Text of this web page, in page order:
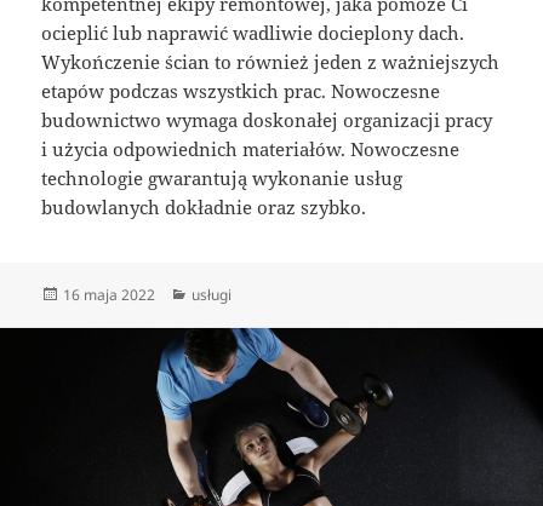
ocieplić lub naprawić wadliwie docieplony dach.
Wykończenie ścian to również jeden z ważniejszych
etapów podczas wszystkich prac. Nowoczesne
budownictwo wymaga doskonałej organizacji pracy
i użycia odpowiednich materiałów. Nowoczesne
technologie gwarantują wykonanie usług
budowlanych dokładnie oraz szybko.
Data
16 maja 2022 Kategorie
usługi